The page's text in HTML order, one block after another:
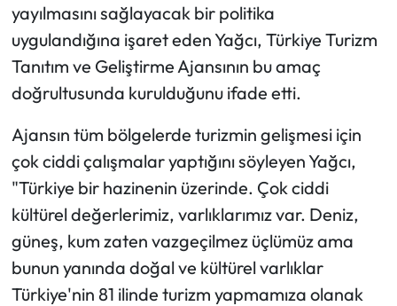
yayılmasını sağlayacak bir politika
uygulandığına işaret eden Yağcı, Türkiye Turizm
Tanıtım ve Geliştirme Ajansının bu amaç
doğrultusunda kurulduğunu ifade etti.
Ajansın tüm bölgelerde turizmin gelişmesi için
çok ciddi çalışmalar yaptığını söyleyen Yağcı,
"Türkiye bir hazinenin üzerinde. Çok ciddi
kültürel değerlerimiz, varlıklarımız var. Deniz,
güneş, kum zaten vazgeçilmez üçlümüz ama
bunun yanında doğal ve kültürel varlıklar
Türkiye'nin 81 ilinde turizm yapmamıza olanak